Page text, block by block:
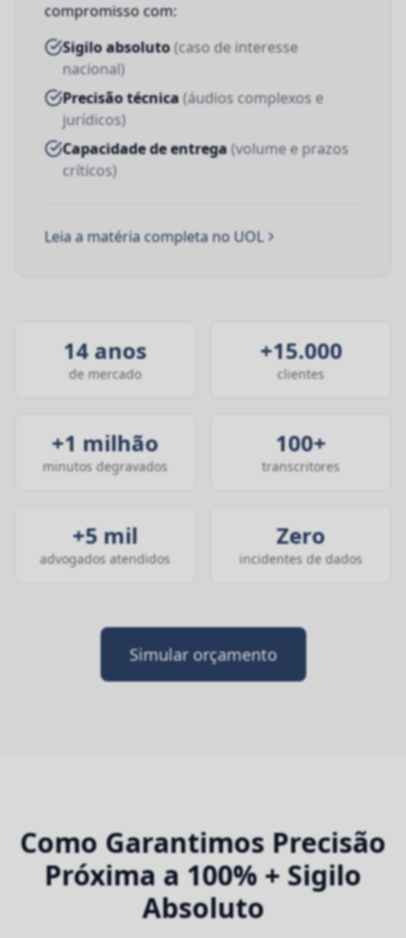
compromisso com:
Sigilo absoluto(caso de interesse
nacional)
Precisão técnica(áudios complexos e
jurídicos)
Capacidade de entrega(volume e prazos
críticos)
Leia a matéria completa no UOL
14 anos
de mercado
+15.000
clientes
+1 milhão
minutos degravados
100+
transcritores
+5 mil
advogados atendidos
Zero
incidentes de dados
Simular orçamento
Como Garantimos Precisão
Próxima a 100% + Sigilo
Absoluto